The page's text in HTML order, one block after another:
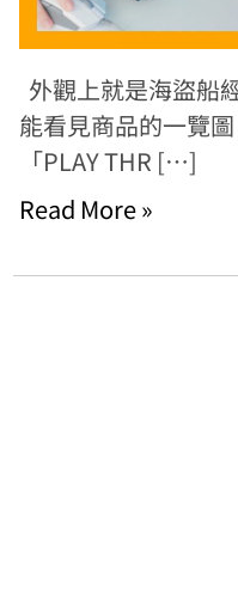
外觀上就是海盜船
能看見商品的一覽
「PLAY THR […]
Read More »